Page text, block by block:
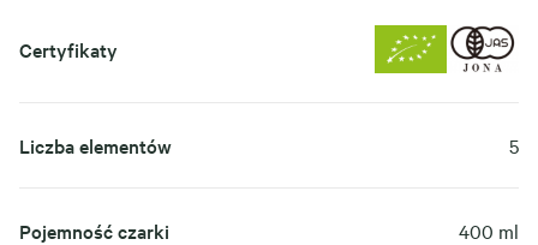
Certyfikaty
Liczba elementów 5
Pojemność czarki 400 ml